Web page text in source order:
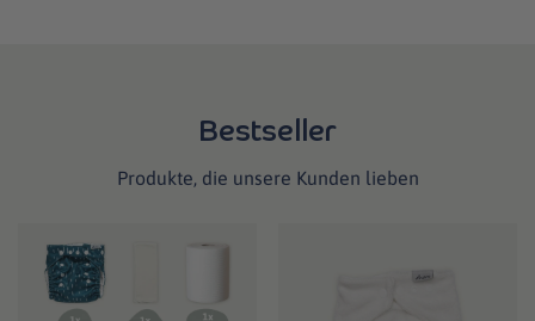
Bestseller
Produkte, die unsere Kunden lieben